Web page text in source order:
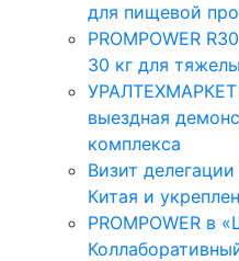
для пищевой
PROMPOWER
30 кг для
УРАЛТЕХМАРКЕТ
выездная
комплекса
Визит делегации
Китая и
PROMPOWER в